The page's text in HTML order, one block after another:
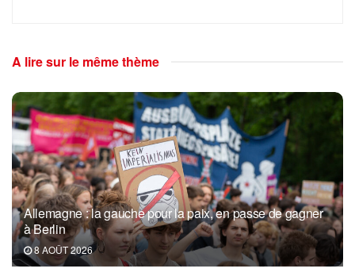
A lire sur le même thème
Allemagne : la gauche pour la paix, en passe de gagner
à Berlin
8 AOÛT 2026